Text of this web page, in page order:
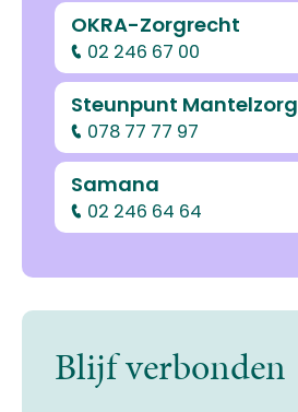
OKRA-Zorgrecht
02 246 67 00
Steunpunt Mantelzorg
078 77 77 97
Samana
02 246 64 64
Blijf verbonden